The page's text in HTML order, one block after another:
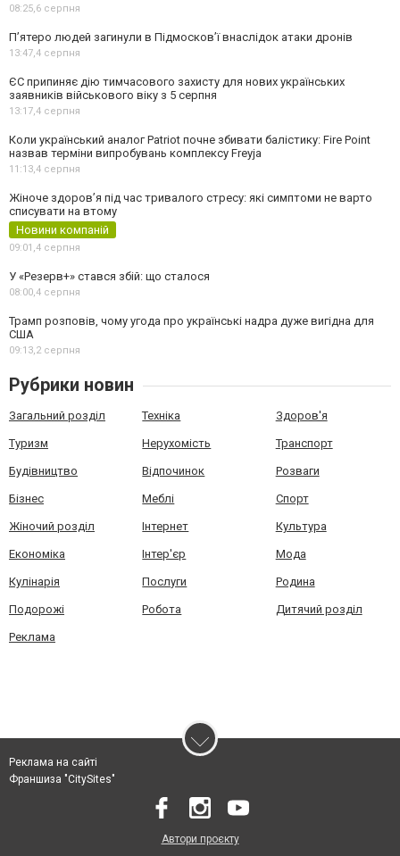
08:25,6 серпня
П’ятеро людей загинули в Підмосков’ї внаслідок атаки дронів
13:47,4 серпня
ЄС припиняє дію тимчасового захисту для нових українських
заявників військового віку з 5 серпня
13:17,4 серпня
Коли український аналог Patriot почне збивати балістику: Fire Point
назвав терміни випробувань комплексу Freyja
11:13,4 серпня
Жіноче здоров’я під час тривалого стресу: які симптоми не варто
списувати на втому
Новини компаній
09:01,4 серпня
У «Резерв+» стався збій: що сталося
08:00,4 серпня
Трамп розповів, чому угода про українські надра дуже вигідна для
США
09:13,2 серпня
Рубрики новин
Загальний розділ Техніка Здоров'я
Туризм Нерухомість Транспорт
Будівництво Відпочинок Розваги
Бізнес Меблі Спорт
Жіночий розділ Інтернет Культура
Економіка Інтер'єр Мода
Кулінарія Послуги Родина
Подорожі Робота Дитячий розділ
Реклама
Реклама на сайті
Франшиза "CitySites"
Автори проєкту